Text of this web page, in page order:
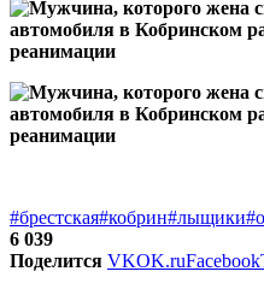
#брестская#кобрин#лыщики
6 039
Поделится VKOK.ruFacebook